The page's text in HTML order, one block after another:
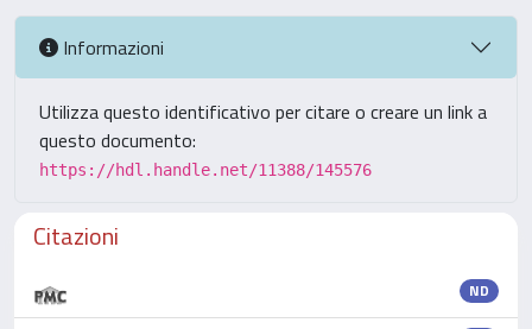
Informazioni
Utilizza questo identificativo per citare o creare un link a
questo documento:
https://hdl.handle.net/11388/145576
Citazioni
ND